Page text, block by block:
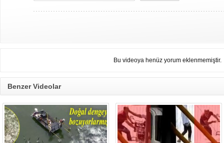
Bu videoya henüz yorum eklenmemiştir.
Benzer Videolar